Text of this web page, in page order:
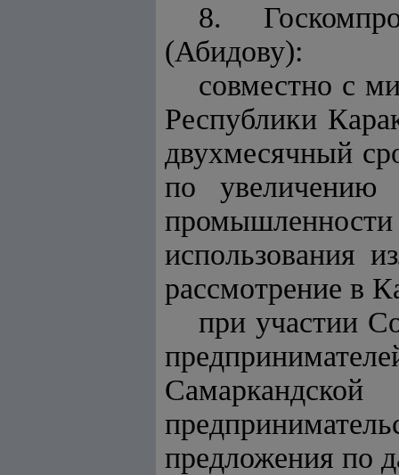
8.
(Абидову):
совместно с
Республики
двухмесячный
по увеличению
использования
рассмотрение в
при участии
предложения по